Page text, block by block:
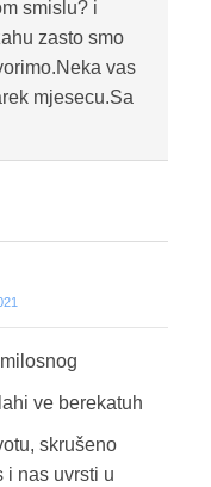
smislu? i
zasto smo
vas
mjesecu.Sa
ve berekatuh
skrušeno
i nas uvrsti u